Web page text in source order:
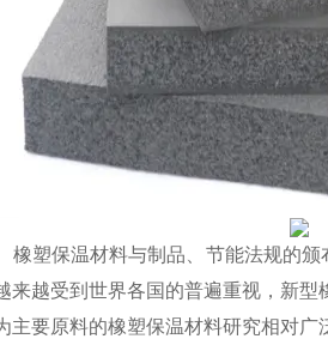
橡塑保温材料与制品、节能法规的颁
来越受到世界各国的普遍重视，新
主要原料的橡塑保温材料研究相对